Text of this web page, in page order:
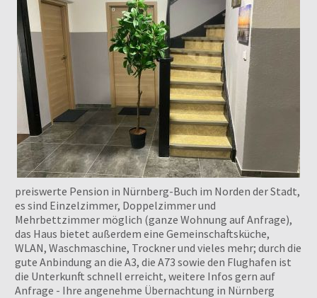
preiswerte Pension in Nürnberg-Buch im Norden der Stadt,
es sind Einzelzimmer, Doppelzimmer und
Mehrbettzimmer möglich (ganze Wohnung auf Anfrage),
das Haus bietet außerdem eine Gemeinschaftsküche,
WLAN, Waschmaschine, Trockner und vieles mehr; durch die
gute Anbindung an die A3, die A73 sowie den Flughafen ist
die Unterkunft schnell erreicht, weitere Infos gern auf
Anfrage - Ihre angenehme Übernachtung in Nürnberg